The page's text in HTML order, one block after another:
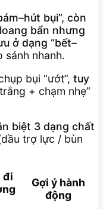
bụi”, còn
bẩn nhưng
ở dạng “bết–
sánh nhanh.
bụi “ướt”, tuy
+ chạm nhẹ”
biệt 3 dạng chất
trợ lực / bùn
đi
Gợi ý hành
động